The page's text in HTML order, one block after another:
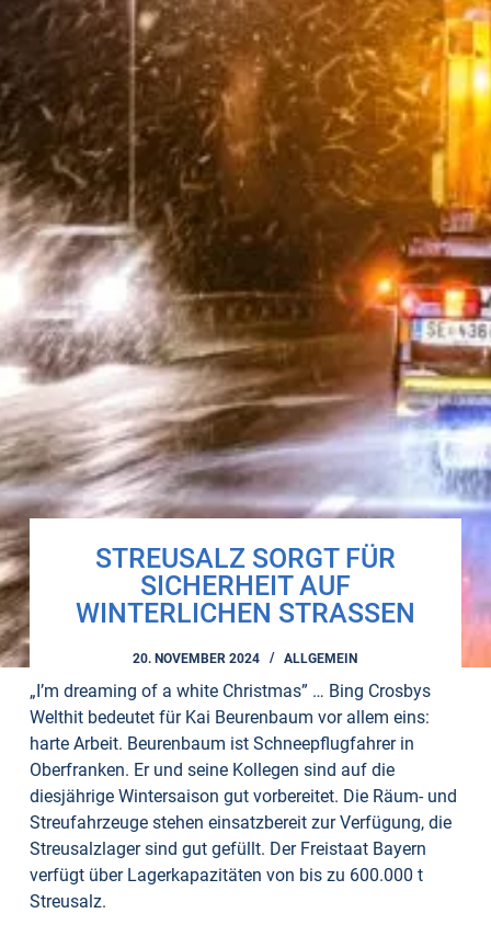
STREUSALZ SORGT FÜR
SICHERHEIT AUF
WINTERLICHEN STRASSEN
20. NOVEMBER 2024 ALLGEMEIN
„I’m dreaming of a white Christmas” … Bing Crosbys
Welthit bedeutet für Kai Beurenbaum vor allem eins:
harte Arbeit. Beurenbaum ist Schneepflugfahrer in
Oberfranken. Er und seine Kollegen sind auf die
diesjährige Wintersaison gut vorbereitet. Die Räum- und
Streufahrzeuge stehen einsatzbereit zur Verfügung, die
Streusalzlager sind gut gefüllt. Der Freistaat Bayern
verfügt über Lagerkapazitäten von bis zu 600.000 t
Streusalz.